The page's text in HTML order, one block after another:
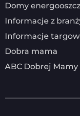
Domy
Informacje z
Informacje
Dobra mama
ABC Dobrej Mamy